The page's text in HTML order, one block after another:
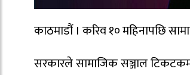
काठमाडौं । करिव १० महिनापछि
सरकारले सामाजिक सञ्जाल